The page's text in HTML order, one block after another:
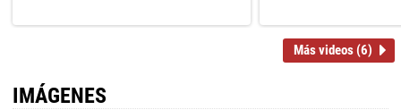
Más videos (6)
IMÁGENES